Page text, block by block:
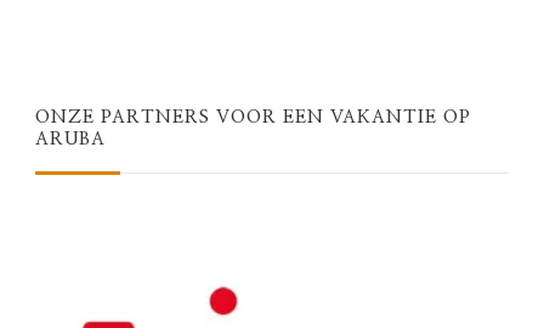
ONZE PARTNERS VOOR EEN VAKANTIE OP
ARUBA